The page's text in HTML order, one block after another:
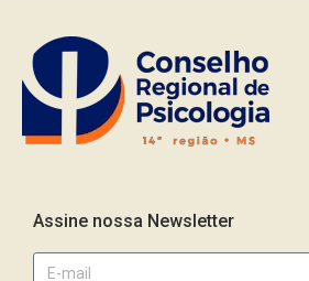
Assine nossa Newsletter